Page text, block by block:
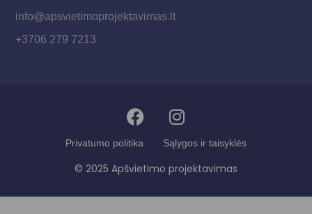
info@apsvietimoprojektavimas.lt
+3706 279 7213
Privatumo politika Sąlygos ir taisyklės
© 2025 Apšvietimo projektavimas